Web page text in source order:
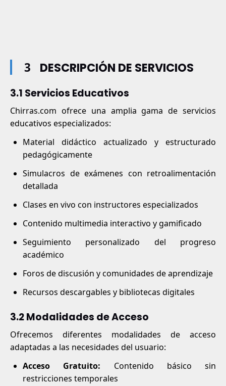
3 DESCRIPCIÓN DE SERVICIOS
3.1 Servicios Educativos
Chirras.com ofrece una amplia gama de servicios
educativos especializados:
Material didáctico actualizado y estructurado
pedagógicamente
Simulacros de exámenes con retroalimentación
detallada
Clases en vivo con instructores especializados
Contenido multimedia interactivo y gamificado
Seguimiento personalizado del progreso
académico
Foros de discusión y comunidades de aprendizaje
Recursos descargables y bibliotecas digitales
3.2 Modalidades de Acceso
Ofrecemos diferentes modalidades de acceso
adaptadas a las necesidades del usuario:
Acceso Gratuito: Contenido básico sin
restricciones temporales